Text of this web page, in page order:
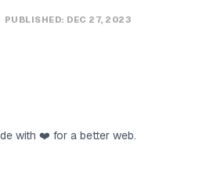
PUBLISHED: DEC 27, 2023
with ❤️ for a better web.